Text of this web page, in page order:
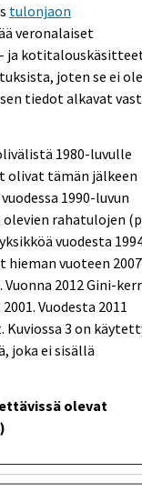
tulonjaon
veronalaiset
ja
joten se ei
tiedot alkavat
1980-luvulle
olivat tämän jälkeen
1990-luvun
rahatulojen
vuodesta
hieman vuoteen 2007
2012 Gini-
Vuodesta 2011
3 on
joka ei sisällä
olevat